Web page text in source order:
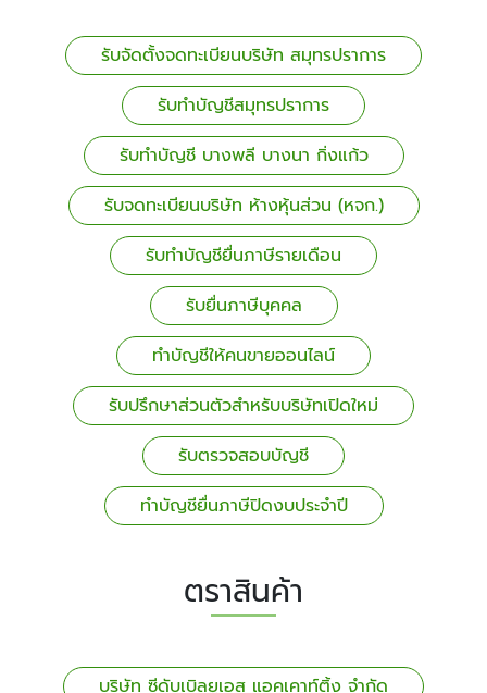
รับจัดตั้งจดทะเบียนบริษัท สมุทรปราการ
รับทำบัญชีสมุทรปราการ
รับทำบัญชี บางพลี บางนา กิ่งแก้ว
รับจดทะเบียนบริษัท ห้างหุ้นส่วน (หจก.)
รับทำบัญชียื่นภาษีรายเดือน
รับยื่นภาษีบุคคล
ทำบัญชีให้คนขายออนไลน์
รับปรึกษาส่วนตัวสำหรับบริษัทเปิดใหม่
รับตรวจสอบบัญชี
ทำบัญชียื่นภาษีปิดงบประจำปี
ตราสินค้า
บริษัท ซีดับเบิลยูเอส แอคเคาท์ติ้ง จำกัด